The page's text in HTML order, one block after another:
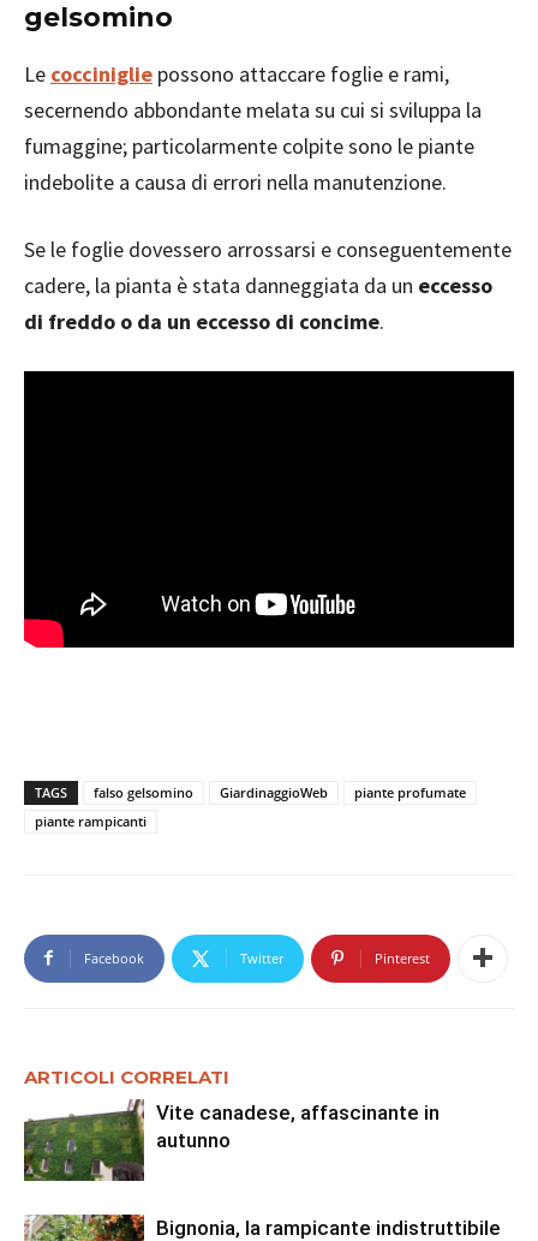
gelsomino
Le cocciniglie possono attaccare foglie e rami,
secernendo abbondante melata su cui si sviluppa la
fumaggine; particolarmente colpite sono le piante
indebolite a causa di errori nella manutenzione.
Se le foglie dovessero arrossarsi e conseguentemente
cadere, la pianta è stata danneggiata da un eccesso
di freddo o da un eccesso di concime.
TAGS falso gelsomino GiardinaggioWeb
piante profumate
piante rampicanti
Facebook Twitter Pinterest
ARTICOLI CORRELATI
Vite canadese, affascinante in
autunno
Bignonia, la rampicante indistruttibile